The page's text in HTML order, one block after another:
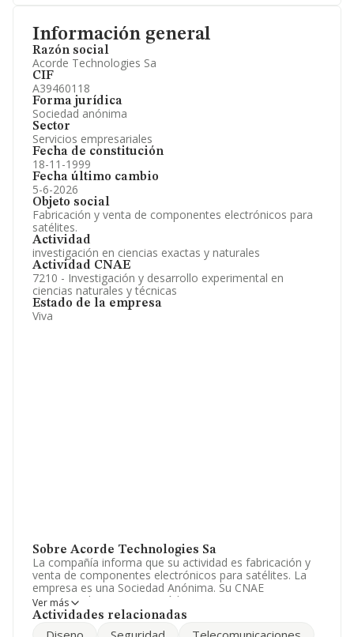
Información general
Razón social
Acorde Technologies Sa
CIF
A39460118
Forma jurídica
Sociedad anónima
Sector
Servicios empresariales
Fecha de constitución
18-11-1999
Fecha último cambio
5-6-2026
Objeto social
Fabricación y venta de componentes electrónicos para
satélites.
Actividad
investigación en ciencias exactas y naturales
Actividad CNAE
7210 - Investigación y desarrollo experimental en
ciencias naturales y técnicas
Estado de la empresa
Viva
Sobre Acorde Technologies Sa
La compañía informa que su actividad es fabricación y
venta de componentes electrónicos para satélites. La
empresa es una Sociedad Anónima. Su CNAE
corresponde a 7210 con código '%cnae%'. La empresa
es importadora y exportadora.
Ver más
Actividades relacionadas